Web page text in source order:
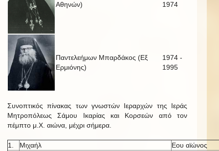
Αθηνών)
1974
Παντελεήμων Μπαρδάκος (Εξ
Ερμιόνης)
1974 -
1995
Συνοπτικός πίνακας των γνωστών Ιεραρχών της Ιεράς
Μητροπόλεως Σάμου Ικαρίας και Κορσεών από τον
πέμπτο μ.Χ. αιώνα, μέχρι σήμερα.
1. Μιχαήλ
Εου αϊώνος